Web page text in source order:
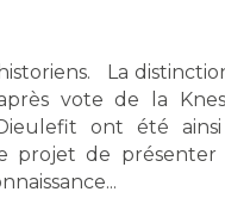
La
vote de la
ont été ainsi
projet de présenter